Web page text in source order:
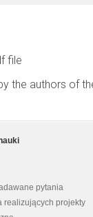
file
the authors of
pytania
realizujących projekty